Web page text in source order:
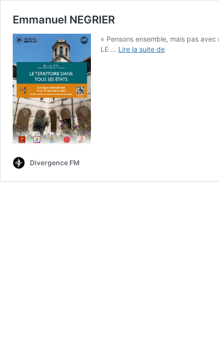
Emmanuel NEGRIER
« Pensons ensemble, mais pas avec
LE … Lire la suite deEmmanuel
Divergence FM